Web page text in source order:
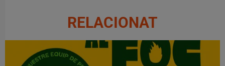
RELACIONAT